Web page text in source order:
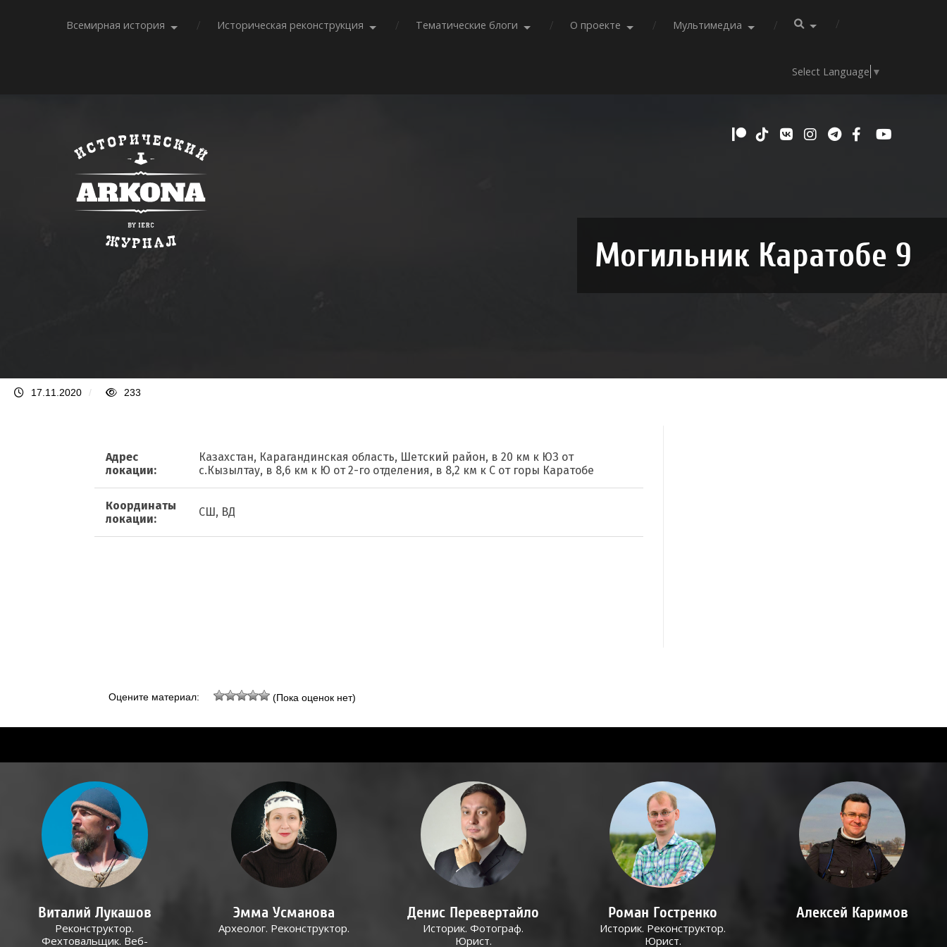
Всемирная история Историческая реконструкция Тематические блоги О проекте Мультимедиа
Select Language ▼
Могильник Каратобе 9
17.11.2020 / 233
Адрес
локации:
Казахстан, Карагандинская область, Шетский район, в 20 км к ЮЗ от
с.Кызылтау, в 8,6 км к Ю от 2-го отделения, в 8,2 км к С от горы Каратобе
Координаты
локации:
СШ, ВД
Оцените материал: (Пока оценок нет)
Виталий Лукашов
Реконструктор.
Фехтовальщик. Веб-
Эмма Усманова
Археолог. Реконструктор.
Денис Перевертайло
Историк. Фотограф.
Юрист.
Роман Гостренко
Историк. Реконструктор.
Юрист.
Алексей Каримов